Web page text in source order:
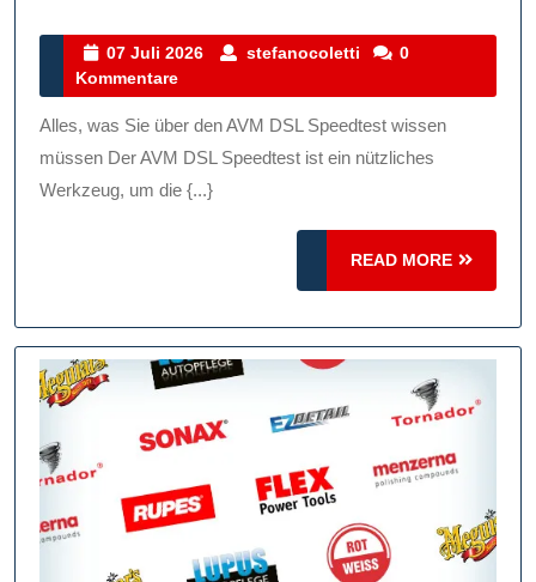
Ihre
Mit
Dem
DSL
Speedtest
07 Juli 2026
07
2026
stefanocoletti stefanocoletti
0
Kommentare
Alles, was Sie über den AVM DSL Speedtest wissen
müssen Der AVM DSL Speedtest ist ein nützliches
Werkzeug, um die {...}
READ MORE
READ
MORE